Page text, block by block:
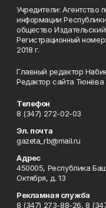
Учредители: Агентство
информации
общество
Регистрационный
2018 г.
Главный редактор
Редактор сайта Тюнёва
Телефон
8 (347) 272-02-03
Эл. почта
gazeta_rb@mail.ru
Адрес
450005, Республика
Октября, д. 13
Рекламная служба
8 (347) 273-88-26, 8